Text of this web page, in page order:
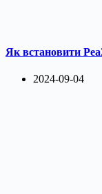
Як встановити
2024-09-04